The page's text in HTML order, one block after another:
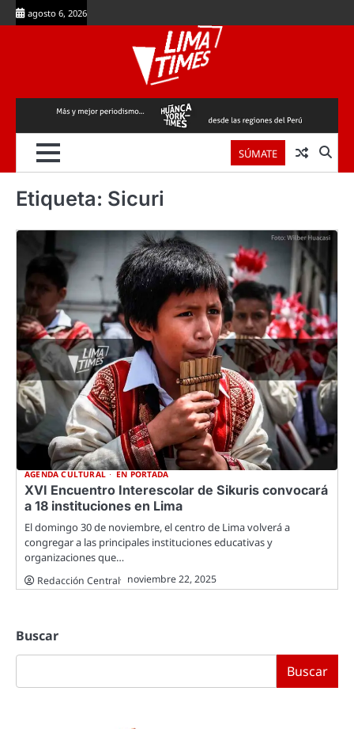
Skip
to
agosto 6, 2026
SÚMATE
Etiqueta: Sicuri
AGENDA CULTURAL EN PORTADA
XVI Encuentro Interescolar de Sikuris convocará
a 18 instituciones en Lima
El domingo 30 de noviembre, el centro de Lima volverá a
congregar a las principales instituciones educativas y
organizaciones que…
Redacción Central noviembre 22, 2025
Buscar
Buscar